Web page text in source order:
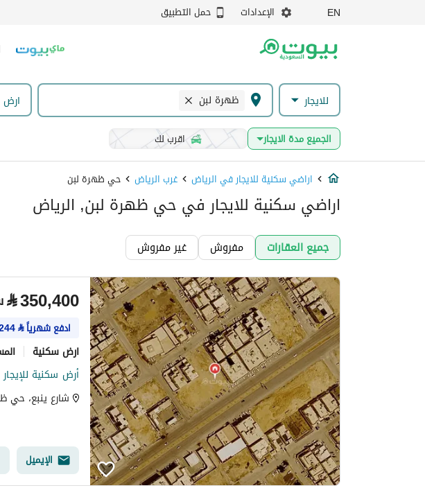
EN الإعدادات حمل التطبيق
للايجار ظهرة لبن
الجميع مدة الايجار اقرب لك
اراضي سكنية للايجار في الرياض غرب الرياض حي ظهرة لبن
اراضي سكنية للايجار في حي ظهرة لبن, الرياض
جميع العقارات مفروش غير مفروش
⃁350,400
ادفع شهرياً⃁
ارض سكنية
أرض سكنية
شارع ينبع، حي
الإيميل